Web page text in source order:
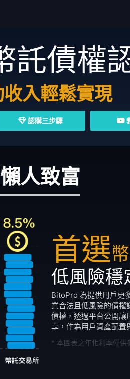
託債權
收入輕鬆實現
認購三步驟
懶人致富
首選
低風險穩
BitoPro 為提供用戶更
業合法且低風險的債
債權，透過平台公開讓
享，作為用戶資產配置
* 本圖表之年化利率僅供